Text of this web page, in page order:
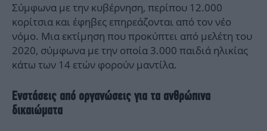
Σύμφωνα με την κυβέρνηση, περίπου 12.000
κορίτσια και έφηβες επηρεάζονται από τον νέο
νόμο. Μια εκτίμηση που προκύπτει από μελέτη του
2020, σύμφωνα με την οποία 3.000 παιδιά ηλικίας
κάτω των 14 ετών φορούν μαντίλα.
Ενστάσεις από οργανώσεις για τα ανθρώπινα
δικαιώματα